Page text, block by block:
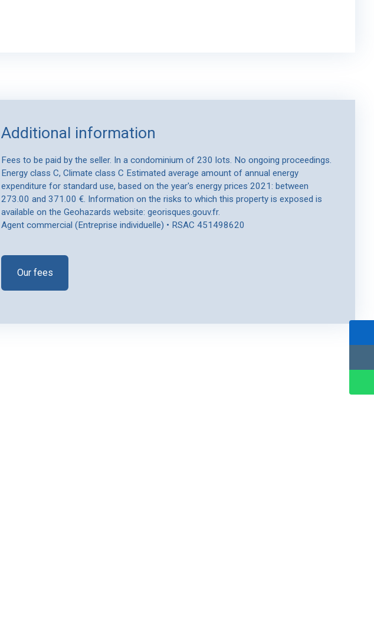
Additional information
Fees to be paid by the seller. In a condominium of 230 lots. No ongoing proceedings.
Energy class C, Climate class C Estimated average amount of annual energy
expenditure for standard use, based on the year's energy prices 2021: between
273.00 and 371.00 €. Information on the risks to which this property is exposed is
available on the Geohazards website: georisques.gouv.fr.
Agent commercial (Entreprise individuelle) • RSAC 451498620
Our fees